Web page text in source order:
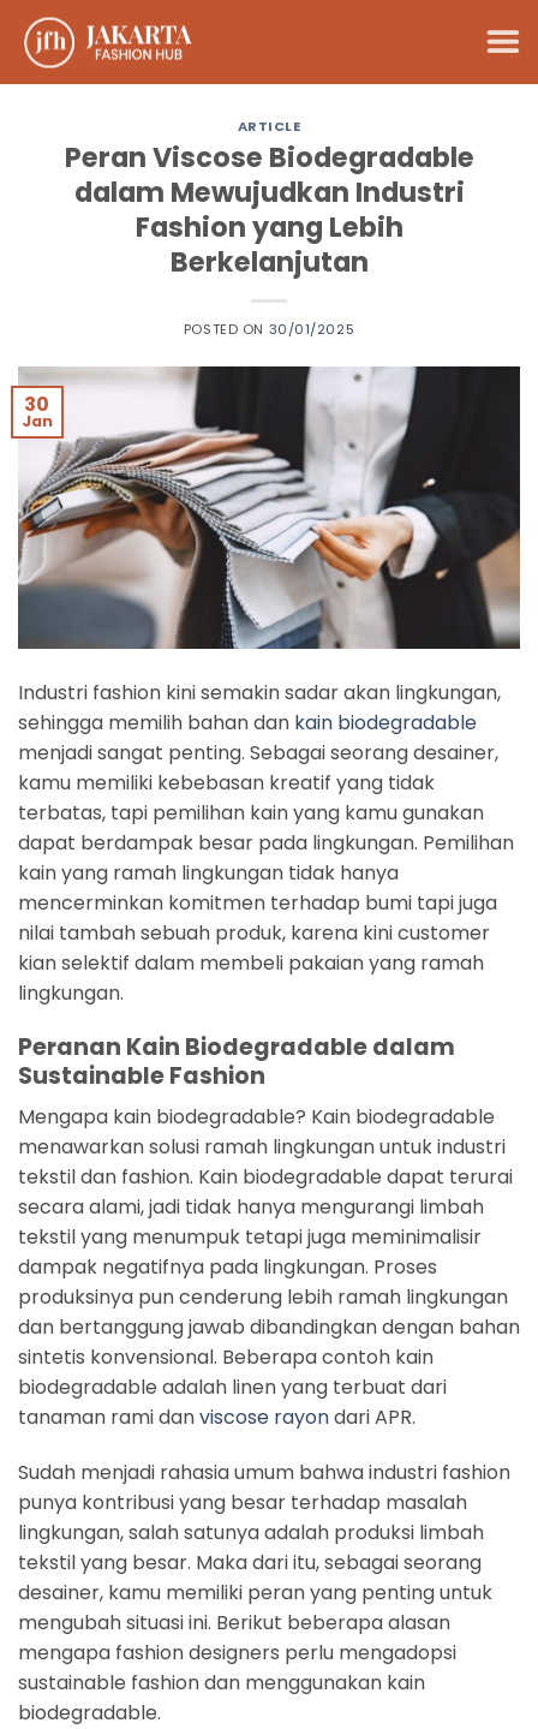
Skip
content
ARTICLE
Peran Viscose Biodegradable
dalam Mewujudkan Industri
Fashion yang Lebih
Berkelanjutan
POSTED ON 30/01/2025
30
Jan
Industri fashion kini semakin sadar akan lingkungan,
sehingga memilih bahan dan kain biodegradable
menjadi sangat penting. Sebagai seorang desainer,
kamu memiliki kebebasan kreatif yang tidak
terbatas, tapi pemilihan kain yang kamu gunakan
dapat berdampak besar pada lingkungan. Pemilihan
kain yang ramah lingkungan tidak hanya
mencerminkan komitmen terhadap bumi tapi juga
nilai tambah sebuah produk, karena kini customer
kian selektif dalam membeli pakaian yang ramah
lingkungan.
Peranan Kain Biodegradable dalam
Sustainable Fashion
Mengapa kain biodegradable? Kain biodegradable
menawarkan solusi ramah lingkungan untuk industri
tekstil dan fashion. Kain biodegradable dapat terurai
secara alami, jadi tidak hanya mengurangi limbah
tekstil yang menumpuk tetapi juga meminimalisir
dampak negatifnya pada lingkungan. Proses
produksinya pun cenderung lebih ramah lingkungan
dan bertanggung jawab dibandingkan dengan bahan
sintetis konvensional. Beberapa contoh kain
biodegradable adalah linen yang terbuat dari
tanaman rami danviscose rayondari APR.
Sudah menjadi rahasia umum bahwa industri fashion
punya kontribusi yang besar terhadap masalah
lingkungan, salah satunya adalah produksi limbah
tekstil yang besar. Maka dari itu, sebagai seorang
desainer, kamu memiliki peran yang penting untuk
mengubah situasi ini. Berikut beberapa alasan
mengapa fashion designers perlu mengadopsi
sustainable fashion dan menggunakan kain
biodegradable.